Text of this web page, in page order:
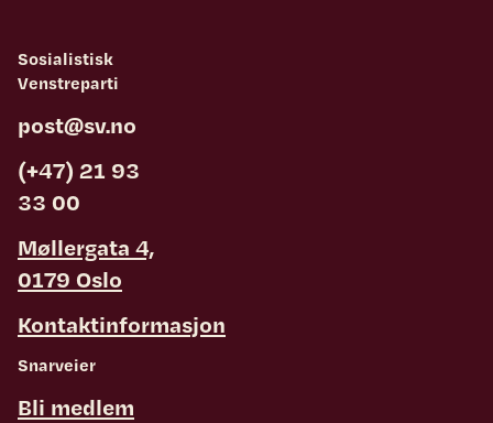
Sosialistisk
Venstreparti
post@sv.no
(+47) 21 93
33 00
Møllergata 4,
0179 Oslo
Kontaktinformasjon
Snarveier
Bli medlem